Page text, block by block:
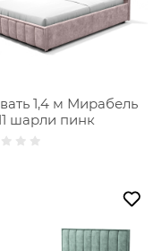
1,4 м Мирабель
шарли пинк